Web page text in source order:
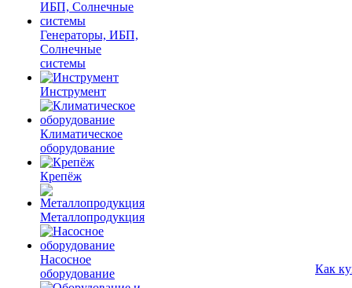
Генераторы, ИБП,
Солнечные
системы
Инструмент
Климатическое
оборудование
Крепёж
Металлопродукция
Насосное
оборудование
Как